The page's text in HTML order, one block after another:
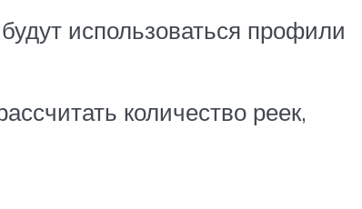
использоваться профили
количество реек,